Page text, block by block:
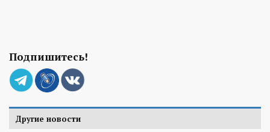
Подпишитесь!
Другие новости